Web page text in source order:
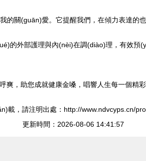
的關(guān)愛。它提醒我們，在傾力表達的
的外部護理與內(nèi)在調(diào)理，有效
，助您成就健康金嗓，唱響人生每一個精彩
載，請注明出處：http://www.ndvcyps.cn/
更新時間：2026-08-06 14:41:57